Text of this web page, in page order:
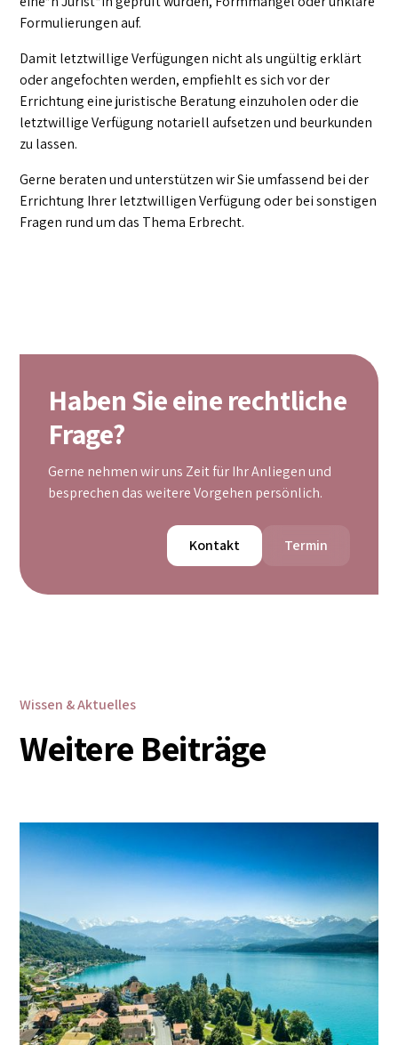
Formulierungen auf.
Damit letztwillige Verfügungen nicht als ungültig erklärt
oder angefochten werden, empfiehlt es sich vor der
Errichtung eine juristische Beratung einzuholen oder die
letztwillige Verfügung notariell aufsetzen und beurkunden
zu lassen.
Gerne beraten und unterstützen wir Sie umfassend bei der
Errichtung Ihrer letztwilligen Verfügung oder bei sonstigen
Fragen rund um das Thema Erbrecht.
Haben Sie eine rechtliche
Frage?
Gerne nehmen wir uns Zeit für Ihr Anliegen und
besprechen das weitere Vorgehen persönlich.
Kontakt Termin
Wissen & Aktuelles
Weitere Beiträge